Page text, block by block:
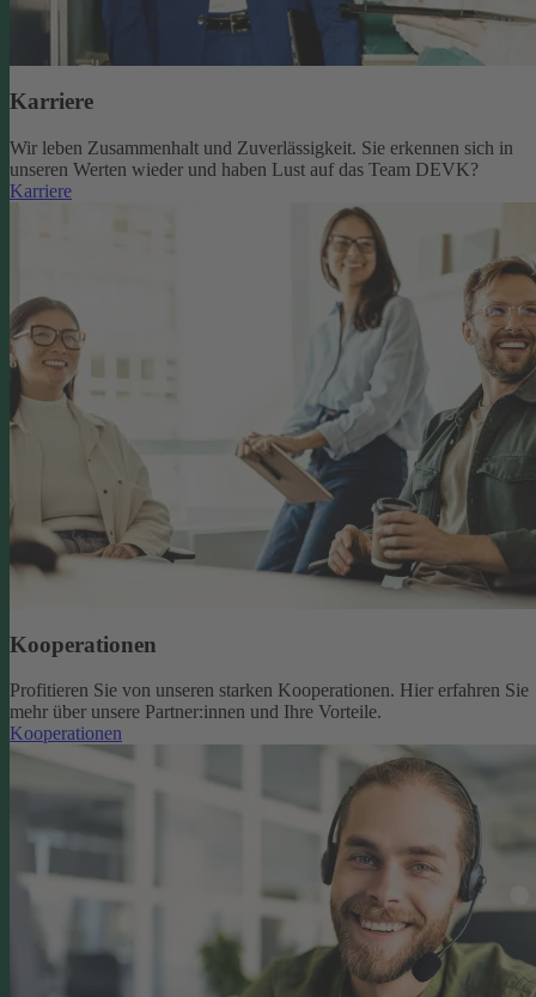
Karriere
Wir leben Zusammenhalt und Zuverlässigkeit. Sie erkennen sich in
unseren Werten wieder und haben Lust auf das Team DEVK?
Karriere
Kooperationen
Profitieren Sie von unseren starken Kooperationen. Hier erfahren Sie
mehr über unsere Partner:innen und Ihre Vorteile.
Kooperationen